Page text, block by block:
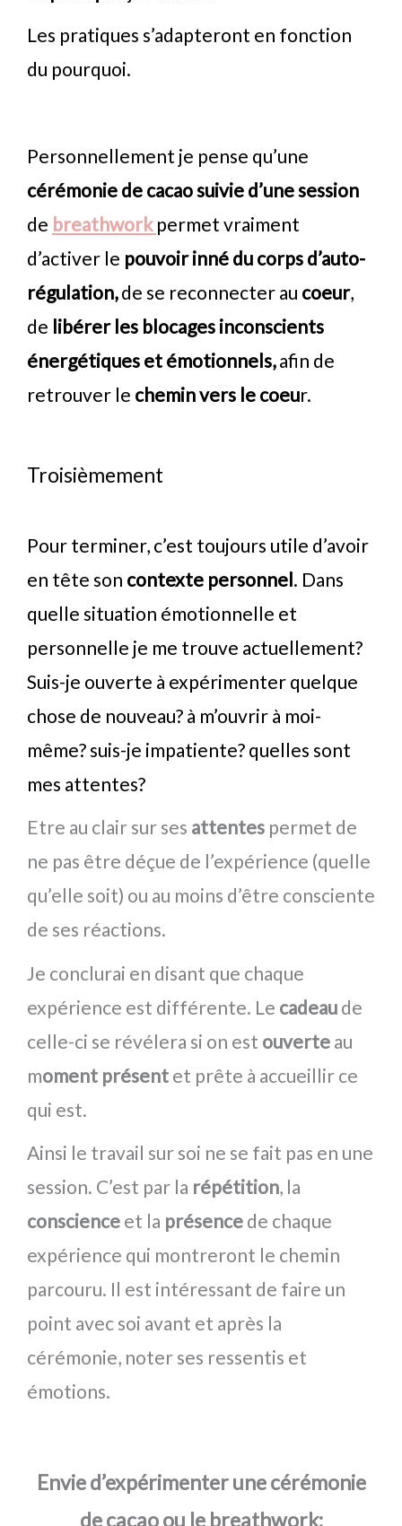
Les pratiques s’adapteront en fonction
du pourquoi.
Personnellement je pense qu’une
cérémonie de cacao suivie d’une session
de breathwork permet vraiment
d’activer le pouvoir inné du corps d’auto-
régulation,de se reconnecter au coeur,
de libérer les blocages inconscients
énergétiques et émotionnels,afin de
retrouver le chemin vers le coeur.
Troisièmement
Pour terminer, c’est toujours utile d’avoir
en tête son contexte personnel. Dans
quelle situation émotionnelle et
personnelle je me trouve actuellement?
Suis-je ouverte à expérimenter quelque
chose de nouveau? à m’ouvrir à moi-
même? suis-je impatiente? quelles sont
mes attentes?
Etre au clair sur ses attentes permet de
ne pas être déçue de l’expérience (quelle
qu’elle soit) ou au moins d’être consciente
de ses réactions.
Je conclurai en disant que chaque
expérience est différente. Le cadeau de
celle-ci se révélera si on est ouverte au
moment présent et prête à accueillir ce
qui est.
Ainsi le travail sur soi ne se fait pas en une
session. C’est par la répétition, la
conscience et la présence de chaque
expérience qui montreront le chemin
parcouru. Il est intéressant de faire un
point avec soi avant et après la
cérémonie, noter ses ressentis et
émotions.
Envie d’expérimenter une cérémonie
de cacao ou le breathwork: